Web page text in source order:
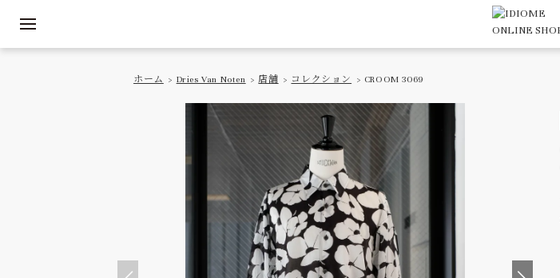
ホーム > Dries Van Noten > 店舗 > コレクション > CROOM 3069